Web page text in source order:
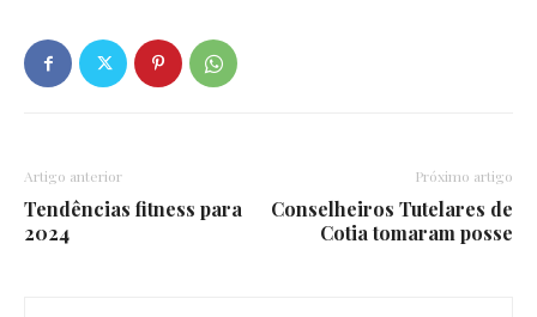
Artigo anterior
Tendências fitness para
2024
Próximo artigo
Conselheiros Tutelares de
Cotia tomaram posse